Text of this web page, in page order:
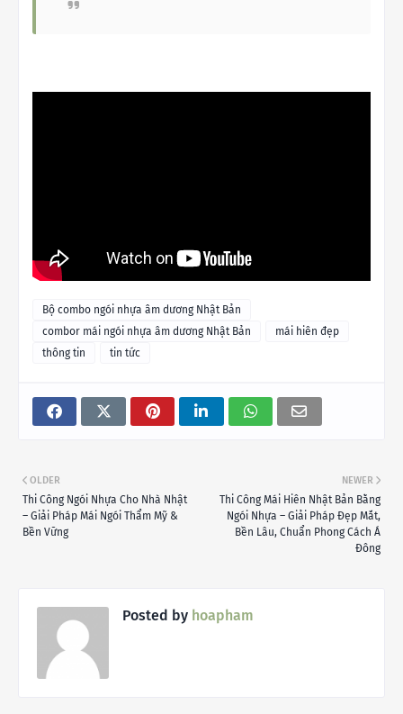
Bộ combo ngói nhựa âm dương Nhật Bản
combor mái ngói nhựa âm dương Nhật Bản
mái hiên đẹp
thông tin
tin tức
NEWER
Thi Công Mái Hiên Nhật Bản Bằng
Ngói Nhựa – Giải Pháp Đẹp Mắt,
Bền Lâu, Chuẩn Phong Cách Á
Đông
OLDER
Thi Công Ngói Nhựa Cho Nhà Nhật
– Giải Pháp Mái Ngói Thẩm Mỹ &
Bền Vững
Posted by hoapham